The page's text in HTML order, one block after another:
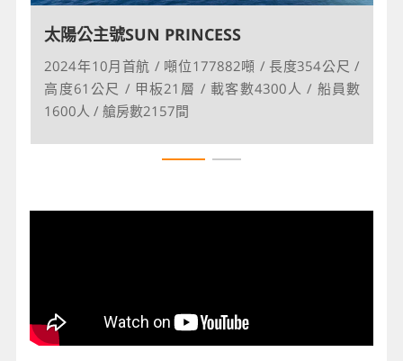
太陽公主號SUN PRINCESS
2024年10月首航 / 噸位177882噸 / 長度354公尺 /
高度61公尺 / 甲板21層 / 載客數4300人 / 船員數
1600人 / 艙房數2157間
太陽公主號SUN PRINCESS
2024年10月首航 / 噸位177882噸 / 長度354公尺 /
高度61公尺 / 甲板21層 / 載客數4300人 / 船員數
1600人 / 艙房數2157間